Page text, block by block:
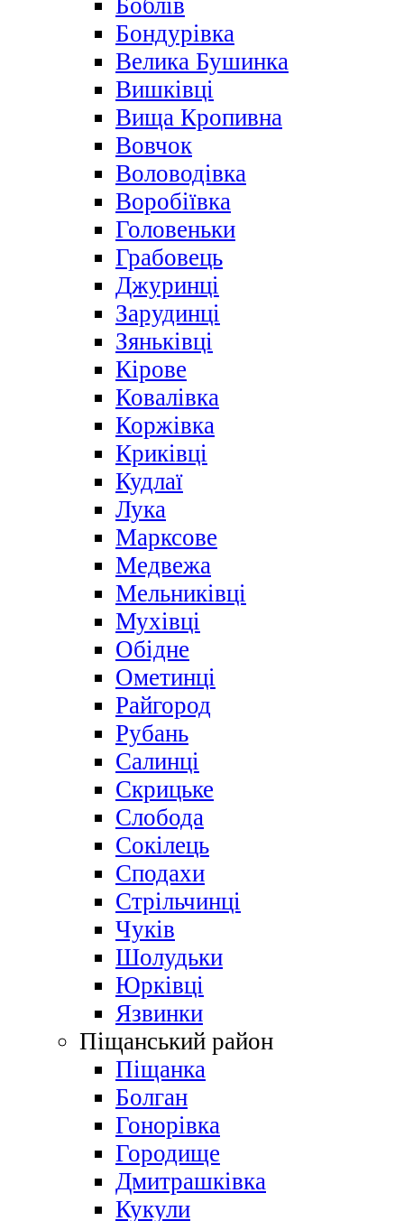
Боблів
Бондурівка
Велика Бушинка
Вишківці
Вища Кропивна
Вовчок
Воловодівка
Воробіївка
Головеньки
Грабовець
Джуринці
Зарудинці
Зяньківці
Кірове
Ковалівка
Коржівка
Криківці
Кудлаї
Лука
Марксове
Медвежа
Мельниківці
Мухівці
Обідне
Ометинці
Райгород
Рубань
Салинці
Скрицьке
Слобода
Сокілець
Сподахи
Стрільчинці
Чуків
Шолудьки
Юрківці
Язвинки
Піщанський район
Піщанка
Болган
Гонорівка
Городище
Дмитрашківка
Кукули